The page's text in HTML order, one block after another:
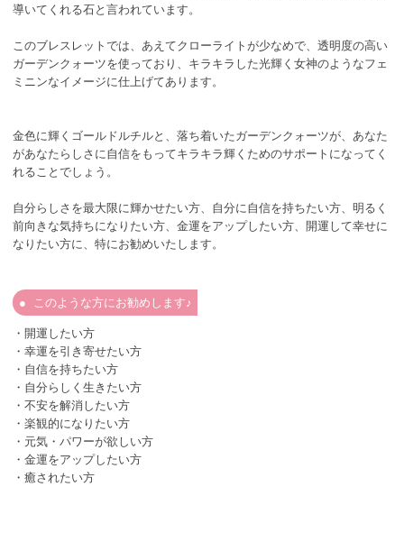
導いてくれる石と言われています。
このブレスレットでは、あえてクローライトが少なめで、透明度の高い
ガーデンクォーツを使っており、キラキラした光輝く女神のようなフェ
ミニンなイメージに仕上げてあります。
金色に輝くゴールドルチルと、落ち着いたガーデンクォーツが、あなた
があなたらしさに自信をもってキラキラ輝くためのサポートになってく
れることでしょう。
自分らしさを最大限に輝かせたい方、自分に自信を持ちたい方、明るく
前向きな気持ちになりたい方、金運をアップしたい方、開運して幸せに
なりたい方に、特にお勧めいたします。
このような方にお勧めします♪
・開運したい方
・幸運を引き寄せたい方
・自信を持ちたい方
・自分らしく生きたい方
・不安を解消したい方
・楽観的になりたい方
・元気・パワーが欲しい方
・金運をアップしたい方
・癒されたい方